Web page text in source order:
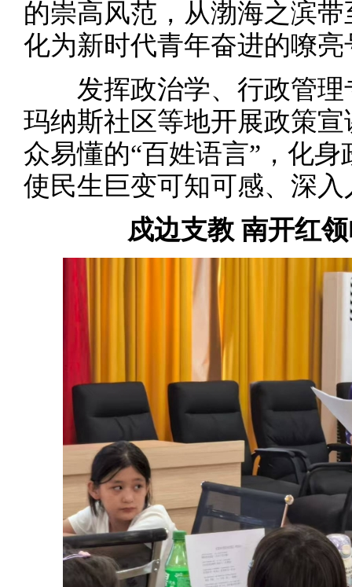
的崇高风范，从渤海之滨
化为新时代青年奋进的嘹亮
发挥政治学、行政管理
玛纳斯社区等地开展政策
众易懂的“百姓语言”，化
使民生巨变可知可感、深入
戍边支教 南开红